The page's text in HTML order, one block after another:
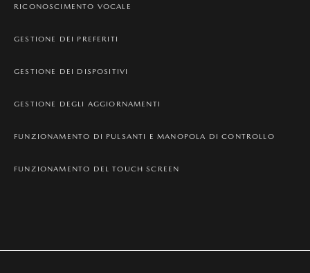
RICONOSCIMENTO VOCALE
GESTIONE DEI PREFERITI
GESTIONE DEI DISPOSITIVI
GESTIONE DEGLI AGGIORNAMENTI
FUNZIONAMENTO DI PULSANTI E MANOPOLA DI CONTROLLO
FUNZIONAMENTO DEL TOUCH SCREEN